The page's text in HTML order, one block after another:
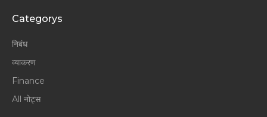
Categorys
निबंध
व्याकरण
Finance
All नोट्स